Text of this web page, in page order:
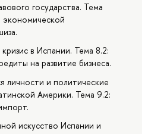
государства. Тема
в Испании. Тема 8.2:
на развитие бизнеса.
личности и политические
Америки. Тема 9.2:
искусство Испании и